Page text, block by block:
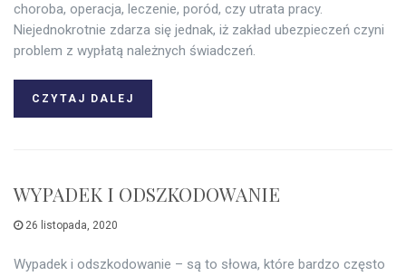
choroba, operacja, leczenie, poród, czy utrata pracy.
Niejednokrotnie zdarza się jednak, iż zakład ubezpieczeń czyni
problem z wypłatą należnych świadczeń.
CZYTAJ DALEJ
WYPADEK I ODSZKODOWANIE
26 listopada, 2020
Wypadek i odszkodowanie – są to słowa, które bardzo często